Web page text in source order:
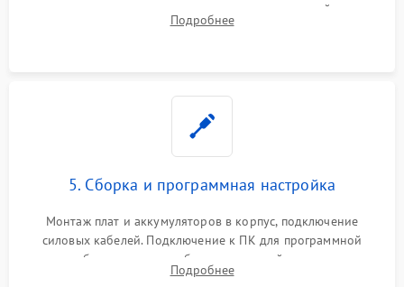
цепи зарядки и монтаж новых радиодеталей.
Восстановление поврежденных токоведущих дорожек и
Подробнее
5. Сборка и программная настройка
Монтаж плат и аккумуляторов в корпус, подключение
силовых кабелей. Подключение к ПК для программной
калибровки констант батареи, настройки порогов
срабатывания AVR и сброса счетчиков старения АКБ.
Подробнее